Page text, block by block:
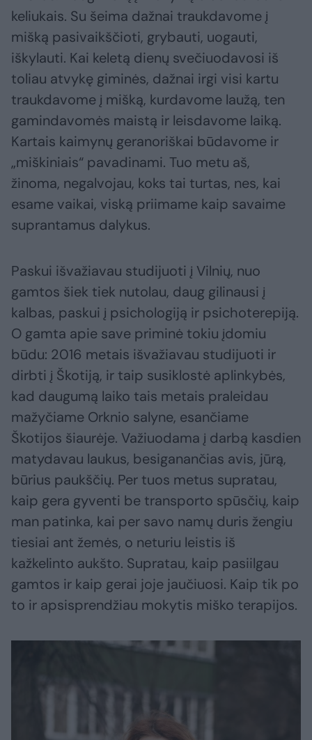
keliukais. Su šeima dažnai traukdavome į
mišką pasivaikščioti, grybauti, uogauti,
iškylauti. Kai keletą dienų svečiuodavosi iš
toliau atvykę giminės, dažnai irgi visi kartu
traukdavome į mišką, kurdavome laužą, ten
gamindavomės maistą ir leisdavome laiką.
Kartais kaimynų geranoriškai būdavome ir
„miškiniais“ pavadinami. Tuo metu aš,
žinoma, negalvojau, koks tai turtas, nes, kai
esame vaikai, viską priimame kaip savaime
suprantamus dalykus.
Paskui išvažiavau studijuoti į Vilnių, nuo
gamtos šiek tiek nutolau, daug gilinausi į
kalbas, paskui į psichologiją ir psichoterepiją.
O gamta apie save priminė tokiu įdomiu
būdu: 2016 metais išvažiavau studijuoti ir
dirbti į Škotiją, ir taip susiklostė aplinkybės,
kad daugumą laiko tais metais praleidau
mažyčiame Orknio salyne, esančiame
Škotijos šiaurėje. Važiuodama į darbą kasdien
matydavau laukus, besiganančias avis, jūrą,
būrius paukščių. Per tuos metus supratau,
kaip gera gyventi be transporto spūsčių, kaip
man patinka, kai per savo namų duris žengiu
tiesiai ant žemės, o neturiu leistis iš
kažkelinto aukšto. Supratau, kaip pasiilgau
gamtos ir kaip gerai joje jaučiuosi. Kaip tik po
to ir apsisprendžiau mokytis miško terapijos.